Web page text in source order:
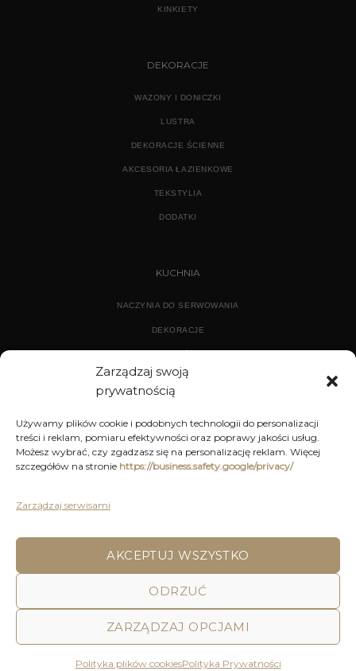
Zarządzaj swoją
prywatnością
Używamy plików cookie i podobnych technologii do personalizacji
treści i reklam, pomiaru efektywności oraz poprawy jakości usług.
Możesz wybrać, czy zgadzasz się na personalizację reklam. Więcej
szczegółów na stronie https://business.safety.google/privacy/
Zarządzaj serwisami
AKCEPTUJ WSZYSTKO
ODRZUĆ
ZARZĄDZAJ OPCJAMI
Polityka plików cookiesPolityka Prywatności
KINKIETY
DEKORACJE
WAZONY I DONICZKI
LUSTRA
DEKORACJE ŚCIENNE
AKCESORIA ŁAZIENKOWE
TEKSTYLIA
DODATKI
KUCHNIA
NACZYNIA DO SERWOWANIA
DEKORACJE
DEKORACJE
KUCHNIA
POLITYKA PRYWATNOŚCI
REGULAMIN SKLEPU ON-LINE
DECOR AND YOU
Decor & You | Home Decorations | Home Accessories |